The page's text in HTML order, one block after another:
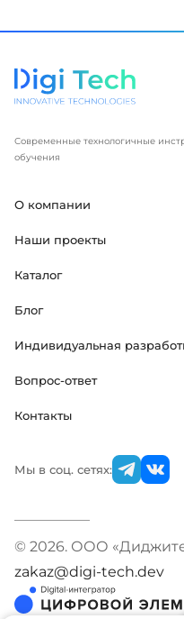
Современные технологичные
обучения
О компании
Наши проекты
Каталог
Блог
Индивидуальная
Вопрос-ответ
Контакты
Мы в соц. сетях:
© 2026. ООО
zakaz@digi-tech.dev